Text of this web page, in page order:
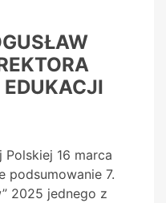
EDUKACJI
16 marca
podsumowanie 7.
2025 jednego z